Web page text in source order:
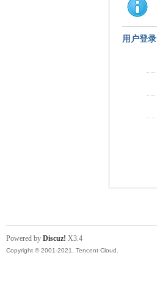
用户登录
Powered by Discuz! X3.4
Copyright © 2001-2021, Tencent Cloud.